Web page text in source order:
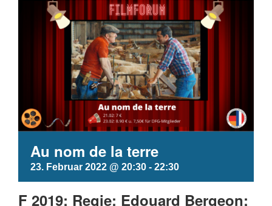
Au nom de la terre
23. Februar 2022 @ 20:30 - 22:30
F 2019; Regie: Edouard Bergeon;